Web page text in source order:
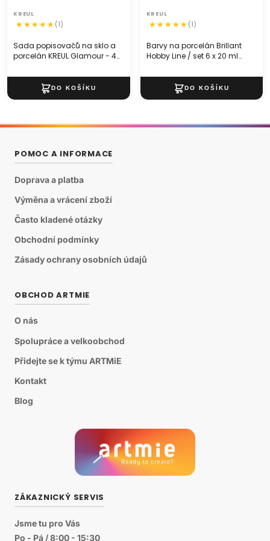
Sada popisovačů na sklo a
porcelán KREUL Glamour - 4
KREUL
(1)
Barvy na porcelán Brillant
Hobby Line / set 6 x 20 ml
KREUL
(1)
POMOC A INFORMACE
Doprava a platba
Výměna a vrácení zboží
Často kladené otázky
Obchodní podmínky
Zásady ochrany osobních údajů
OBCHOD ARTMIE
O nás
Spolupráce a velkoobchod
Přidejte se k týmu ARTMiE
Kontakt
Blog
ZÁKAZNICKÝ SERVIS
Jsme tu pro Vás
Po - Pá / 8:00 - 15:30